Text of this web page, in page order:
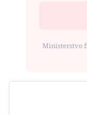
Ministerstvo